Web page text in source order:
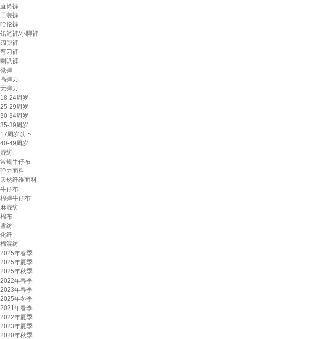
直筒裤
工装裤
哈伦裤
铅笔裤/小脚裤
阔腿裤
弯刀裤
喇叭裤
微弹
高弹力
无弹力
18-24周岁
25-29周岁
30-34周岁
35-39周岁
17周岁以下
40-49周岁
混纺
常规牛仔布
弹力面料
天然纤维面料
牛仔布
棉弹牛仔布
麻混纺
棉布
雪纺
化纤
棉混纺
2025年春季
2025年夏季
2025年秋季
2022年春季
2023年春季
2025年冬季
2021年春季
2022年夏季
2023年夏季
2020年秋季